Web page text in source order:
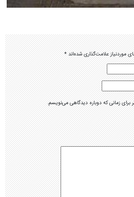
موردنیاز علامت‌گذاری شده‌اند*
برای زمانی که دوباره دیدگاهی می‌نویسم.